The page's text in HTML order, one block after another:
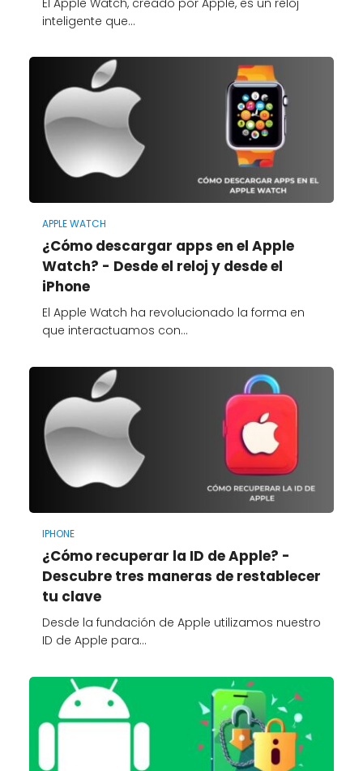
inteligente que…
APPLE WATCH
¿Cómo descargar apps en el Apple
Watch? - Desde el reloj y desde el
iPhone
El Apple Watch ha revolucionado la forma en
que interactuamos con…
IPHONE
¿Cómo recuperar la ID de Apple? -
Descubre tres maneras de restablecer
tu clave
Desde la fundación de Apple utilizamos nuestro
ID de Apple para…